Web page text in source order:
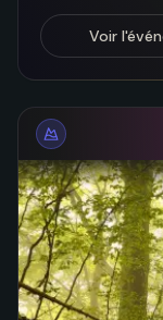
Voir